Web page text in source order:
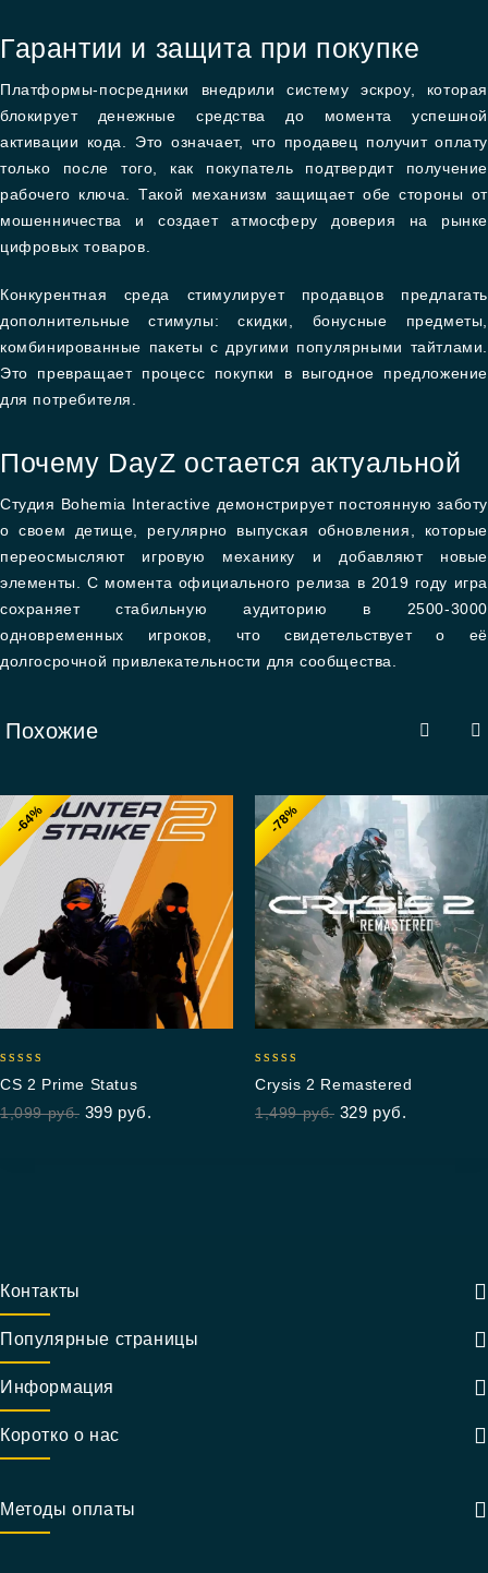
Гарантии и защита при покупке
Платформы-посредники внедрили систему эскроу, которая
блокирует денежные средства до момента успешной
активации кода. Это означает, что продавец получит оплату
только после того, как покупатель подтвердит получение
рабочего ключа. Такой механизм защищает обе стороны от
мошенничества и создает атмосферу доверия на рынке
цифровых товаров.
Конкурентная среда стимулирует продавцов предлагать
дополнительные стимулы: скидки, бонусные предметы,
комбинированные пакеты с другими популярными тайтлами.
Это превращает процесс покупки в выгодное предложение
для потребителя.
Почему DayZ остается актуальной
Студия Bohemia Interactive демонстрирует постоянную заботу
о своем детище, регулярно выпуская обновления, которые
переосмысляют игровую механику и добавляют новые
элементы. С момента официального релиза в 2019 году игра
сохраняет стабильную аудиторию в 2500-3000
одновременных игроков, что свидетельствует о её
долгосрочной привлекательности для сообщества.
Похожие
-64%
out of 5
CS 2 Prime Status
1,099руб. 399 руб.
-78%
out of 5
Crysis 2 Remastered
1,499руб. 329 руб.
Контакты
Популярные страницы
Информация
Коротко о нас
Методы оплаты